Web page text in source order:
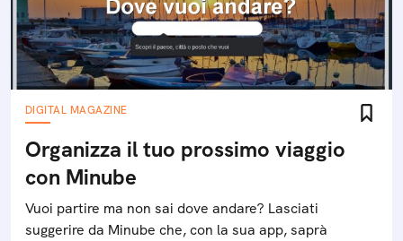
DIGITAL MAGAZINE
Organizza il tuo prossimo viaggio
con Minube
Vuoi partire ma non sai dove andare? Lasciati
suggerire da Minube che, con la sua app, saprà